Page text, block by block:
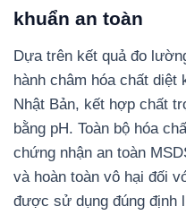
khuẩn an toàn
Dựa trên kết quả đo
hành châm hóa chất diệt
Nhật Bản, kết hợp chất
bằng pH. Toàn bộ hóa
chứng nhận an toàn
và hoàn toàn vô hại đối
được sử dụng đúng định